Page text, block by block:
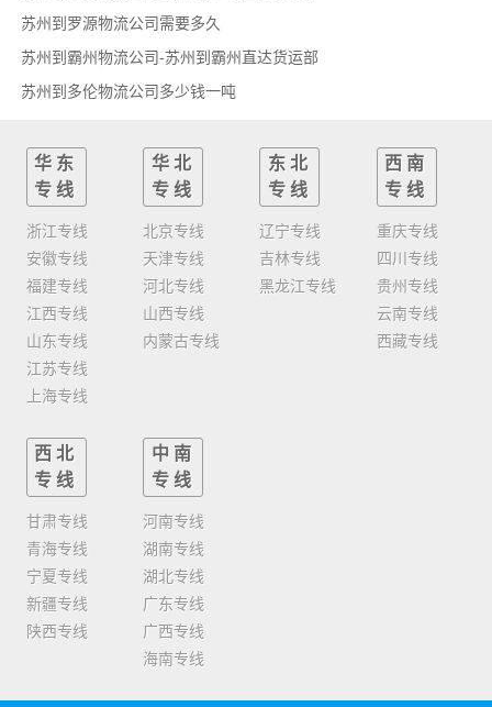
苏州到罗源物流公司需要多久
苏州到霸州物流公司-苏州到霸州直达货运部
苏州到多伦物流公司多少钱一吨
华东
专线
浙江专线
安徽专线
福建专线
江西专线
山东专线
江苏专线
上海专线
华北
专线
北京专线
天津专线
河北专线
山西专线
内蒙古专线
东北
专线
辽宁专线
吉林专线
黑龙江专线
西南
专线
重庆专线
四川专线
贵州专线
云南专线
西藏专线
西北
专线
甘肃专线
青海专线
宁夏专线
新疆专线
陕西专线
中南
专线
河南专线
湖南专线
湖北专线
广东专线
广西专线
海南专线